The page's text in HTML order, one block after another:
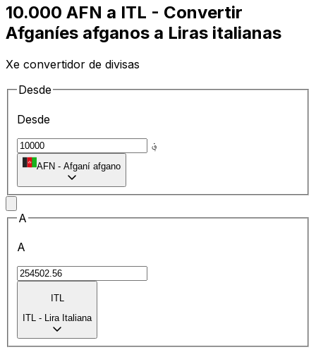
10.000 AFN a ITL - Convertir
Afganíes afganos a Liras italianas
Xe convertidor de divisas
Desde
Desde
؋
AFN - Afganí afgano
A
A
ITL
ITL - Lira Italiana